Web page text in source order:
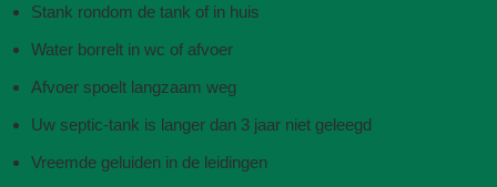
Stank rondom de tank of in huis
Water borrelt in wc of afvoer
Afvoer spoelt langzaam weg
Uw septic-tank is langer dan 3 jaar niet geleegd
Vreemde geluiden in de leidingen